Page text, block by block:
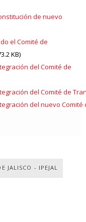
de nuevo
el Comité de
KB)
del Comité de
del Comité de
del nuevo
JALISCO - IPEJAL